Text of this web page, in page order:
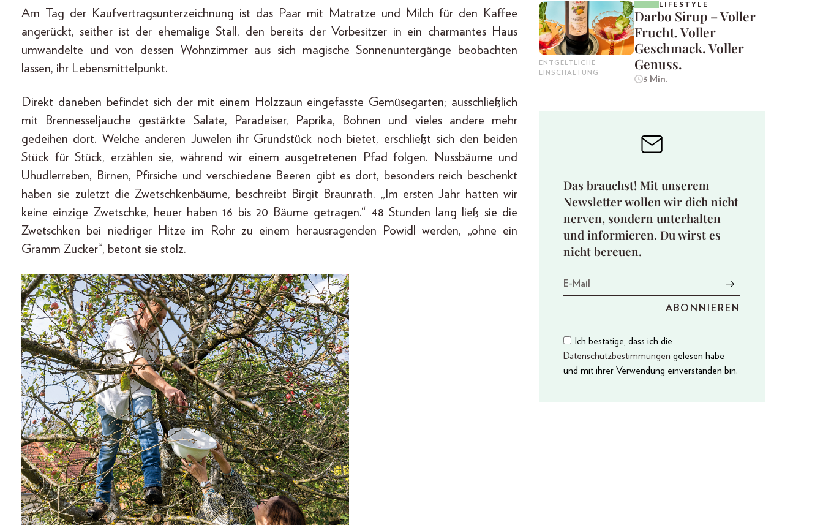
Am Tag der Kaufvertragsunterzeichnung ist das Paar mit Matratze und Milch für den Kaffee
angerückt, seither ist der ehemalige Stall, den bereits der Vorbesitzer in ein charmantes Haus
umwandelte und von dessen Wohnzimmer aus sich magische Sonnenuntergänge beobachten
lassen, ihr Lebensmittelpunkt.
Direkt daneben befindet sich der mit einem Holzzaun eingefasste Gemüsegarten; ausschließlich
mit Brennesseljauche gestärkte Salate, Paradeiser, Paprika, Bohnen und vieles andere mehr
gedeihen dort. Welche anderen Juwelen ihr Grundstück noch bietet, erschließt sich den beiden
Stück für Stück, erzählen sie, während wir einem ausgetretenen Pfad folgen. Nussbäume und
Uhudlerreben, Birnen, Pfirsiche und verschiedene Beeren gibt es dort, besonders reich beschenkt
haben sie zuletzt die Zwetschkenbäume, beschreibt Birgit Braunrath. „Im ersten Jahr hatten wir
keine einzige Zwetschke, heuer haben 16 bis 20 Bäume getragen.“ 48 Stunden lang ließ sie die
Zwetschken bei niedriger Hitze im Rohr zu einem herausragenden Powidl werden, „ohne ein
Gramm Zucker“, betont sie stolz.
ENTGELTLICHE
EINSCHALTUNG
LIFESTYLE
Darbo Sirup – Voller
Frucht. Voller
Geschmack. Voller
Genuss.
3 Min.
Das brauchst! Mit unserem
Newsletter wollen wir dich nicht
nerven, sondern unterhalten
und informieren. Du wirst es
nicht bereuen.
Ich bestätige, dass ich die
Datenschutzbestimmungen gelesen habe
und mit ihrer Verwendung einverstanden bin.